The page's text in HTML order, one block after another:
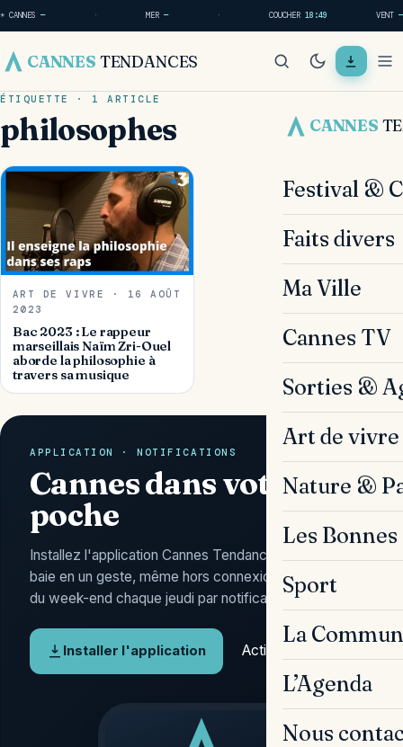
☀ CANNES — · MER— · COUCHER18:49 VENT —
CANNES TENDANCES
CANNES
Festival &
Faits divers
Ma Ville
Cannes TV
Sorties &
Art de vivre
Nature &
Les
Sport
La
L’Agenda
Nous
ÉTIQUETTE · 1 ARTICLE
philosophes
ART DE VIVRE · 16 AOÛT
2023
Bac 2023 : Le rappeur
marseillais Naïm Zri-Ouel
aborde la philosophie à
travers sa musique
APPLICATION · NOTIFICATIONS
Cannes dans votre
poche
Installez l'application Cannes Tendances : l'actu de la
baie en un geste, même hors connexion, et l'Agenda
du week-end chaque jeudi par notification.
Installer l'application Activer les alertes